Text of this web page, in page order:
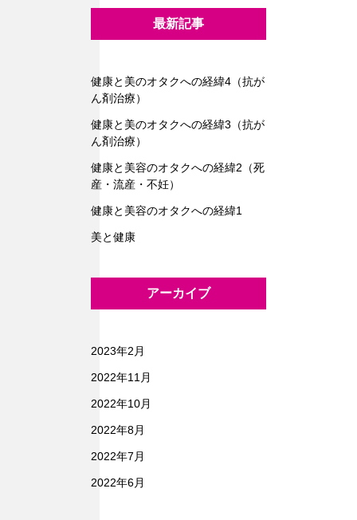
最新記事
健康と美のオタクへの経緯4（抗が
ん剤治療）
健康と美のオタクへの経緯3（抗が
ん剤治療）
健康と美容のオタクへの経緯2（死
産・流産・不妊）
健康と美容のオタクへの経緯1
美と健康
アーカイブ
2023年2月
2022年11月
2022年10月
2022年8月
2022年7月
2022年6月